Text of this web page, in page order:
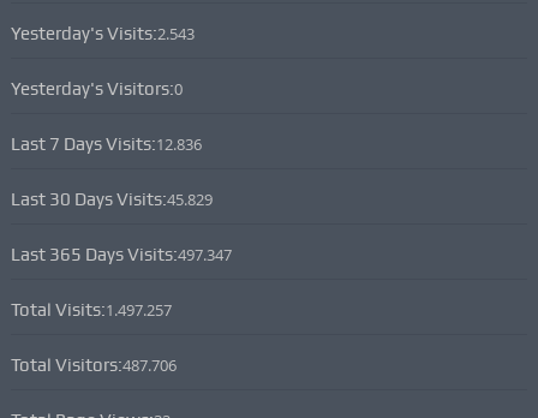
Yesterday's Visits:2.543
Yesterday's Visitors:0
Last 7 Days Visits:12.836
Last 30 Days Visits:45.829
Last 365 Days Visits:497.347
Total Visits:1.497.257
Total Visitors:487.706